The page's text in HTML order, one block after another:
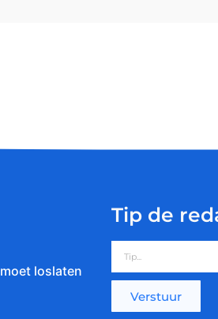
loslaten
Tip de
Verstuur